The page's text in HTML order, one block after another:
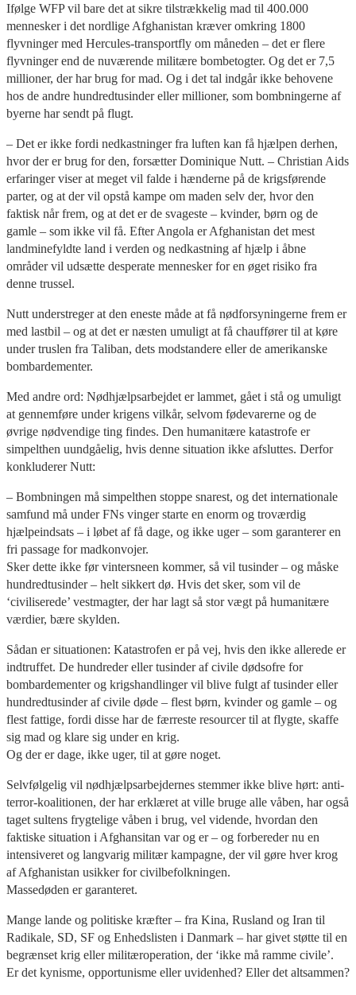
Ifølge WFP vil bare det at sikre tilstrækkelig mad til 400.000
mennesker i det nordlige Afghanistan kræver omkring 1800
flyvninger med Hercules-transportfly om måneden – det er flere
flyvninger end de nuværende militære bombetogter. Og det er 7,5
millioner, der har brug for mad. Og i det tal indgår ikke behovene
hos de andre hundredtusinder eller millioner, som bombningerne af
byerne har sendt på flugt.
– Det er ikke fordi nedkastninger fra luften kan få hjælpen derhen,
hvor der er brug for den, forsætter Dominique Nutt. – Christian Aids
erfaringer viser at meget vil falde i hænderne på de krigsførende
parter, og at der vil opstå kampe om maden selv der, hvor den
faktisk når frem, og at det er de svageste – kvinder, børn og de
gamle – som ikke vil få. Efter Angola er Afghanistan det mest
landminefyldte land i verden og nedkastning af hjælp i åbne
områder vil udsætte desperate mennesker for en øget risiko fra
denne trussel.
Nutt understreger at den eneste måde at få nødforsyningerne frem er
med lastbil – og at det er næsten umuligt at få chauffører til at køre
under truslen fra Taliban, dets modstandere eller de amerikanske
bombardementer.
Med andre ord: Nødhjælpsarbejdet er lammet, gået i stå og umuligt
at gennemføre under krigens vilkår, selvom fødevarerne og de
øvrige nødvendige ting findes. Den humanitære katastrofe er
simpelthen uundgåelig, hvis denne situation ikke afsluttes. Derfor
konkluderer Nutt:
– Bombningen må simpelthen stoppe snarest, og det internationale
samfund må under FNs vinger starte en enorm og troværdig
hjælpeindsats – i løbet af få dage, og ikke uger – som garanterer en
fri passage for madkonvojer.
Sker dette ikke før vintersneen kommer, så vil tusinder – og måske
hundredtusinder – helt sikkert dø. Hvis det sker, som vil de
‘civiliserede’ vestmagter, der har lagt så stor vægt på humanitære
værdier, bære skylden.
Sådan er situationen: Katastrofen er på vej, hvis den ikke allerede er
indtruffet. De hundreder eller tusinder af civile dødsofre for
bombardementer og krigshandlinger vil blive fulgt af tusinder eller
hundredtusinder af civile døde – flest børn, kvinder og gamle – og
flest fattige, fordi disse har de færreste resourcer til at flygte, skaffe
sig mad og klare sig under en krig.
Og der er dage, ikke uger, til at gøre noget.
Selvfølgelig vil nødhjælpsarbejdernes stemmer ikke blive hørt: anti-
terror-koalitionen, der har erklæret at ville bruge alle våben, har også
taget sultens frygtelige våben i brug, vel vidende, hvordan den
faktiske situation i Afghansitan var og er – og forbereder nu en
intensiveret og langvarig militær kampagne, der vil gøre hver krog
af Afghanistan usikker for civilbefolkningen.
Massedøden er garanteret.
Mange lande og politiske kræfter – fra Kina, Rusland og Iran til
Radikale, SD, SF og Enhedslisten i Danmark – har givet støtte til en
begrænset krig eller militæroperation, der ‘ikke må ramme civile’.
Er det kynisme, opportunisme eller uvidenhed? Eller det altsammen?